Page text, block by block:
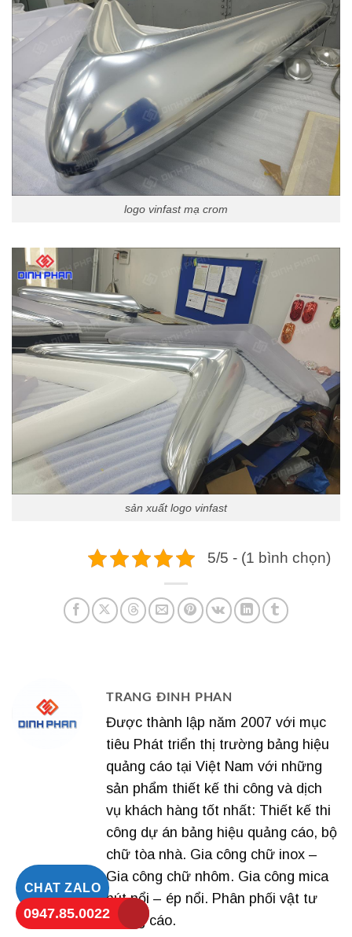
CHAT ZALO
0947.85.0022
logo vinfast mạ crom
sản xuất logo vinfast
5/5 - (1 bình chọn)
TRANG ĐINH PHAN
Được thành lập năm 2007 với mục
tiêu Phát triển thị trường bảng hiệu
quảng cáo tại Việt Nam với những
sản phẩm thiết kế thi công và dịch
vụ khách hàng tốt nhất: Thiết kế thi
công dự án bảng hiệu quảng cáo, bộ
chữ tòa nhà. Gia công chữ inox –
Gia công chữ nhôm. Gia công mica
hút nổi – ép nổi. Phân phối vật tư
quảng cáo.